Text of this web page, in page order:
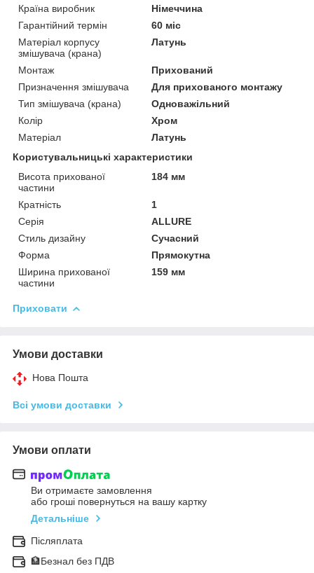
Країна виробник
Німеччина
Гарантійний термін
60 міс
Матеріал корпусу
змішувача (крана)
Латунь
Монтаж
Прихований
Призначення змішувача
Для прихованого монтажу
Тип змішувача (крана)
Одноважільний
Колір
Хром
Матеріал
Латунь
Користувальницькі характеристики
Висота прихованої
частини
184 мм
Кратність
1
Серія
ALLURE
Стиль дизайну
Сучасний
Форма
Прямокутна
Ширина прихованої
частини
159 мм
Приховати
Умови доставки
Нова Пошта
Всі умови доставки
Умови оплати
Ви отримаєте замовлення
або гроші повернуться на вашу картку
Детальніше
Післяплата
🏦Безнал без ПДВ